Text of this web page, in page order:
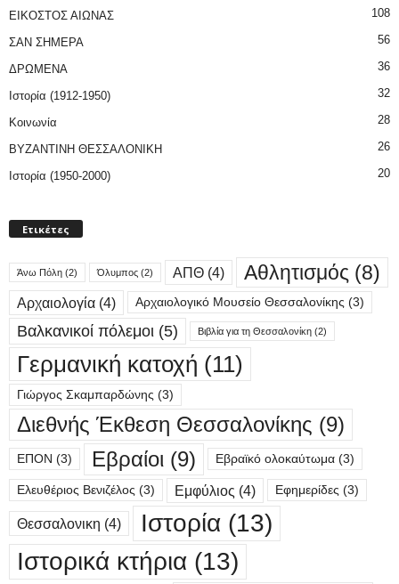
ΕΙΚΟΣΤΟΣ ΑΙΩΝΑΣ 108
ΣΑΝ ΣΗΜΕΡΑ 56
ΔΡΩΜΕΝΑ 36
Ιστορία (1912-1950) 32
Κοινωνία 28
ΒΥΖΑΝΤΙΝΗ ΘΕΣΣΑΛΟΝΙΚΗ 26
Ιστορία (1950-2000) 20
Ετικέτες
Άνω Πόλη (2) Όλυμπος (2) ΑΠΘ (4) Αθλητισμός (8)
Αρχαιολογία (4) Αρχαιολογικό Μουσείο Θεσσαλονίκης (3)
Βαλκανικοί πόλεμοι (5) Βιβλία για τη Θεσσαλονίκη (2)
Γερμανική κατοχή (11)
Γιώργος Σκαμπαρδώνης (3)
Διεθνής Έκθεση Θεσσαλονίκης (9)
ΕΠΟΝ (3) Εβραίοι (9) Εβραϊκό ολοκαύτωμα (3)
Ελευθέριος Βενιζέλος (3) Εμφύλιος (4) Εφημερίδες (3)
Θεσσαλονικη (4) Ιστορία (13)
Ιστορικά κτήρια (13)